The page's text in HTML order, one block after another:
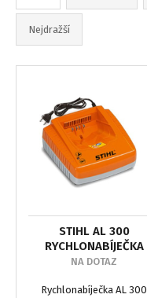
Nejdražší
STIHL AL 300
RYCHLONABÍJEČKA
NA DOTAZ
Rychlonabíječka AL 300